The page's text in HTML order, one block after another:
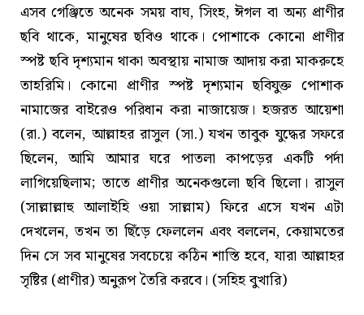
এসব গেঞ্জিতে অনেক সময় বাঘ, সিংহ, ঈগল বা অন্য প্রাণীর
ছবি থাকে, মানুষের ছবিও থাকে। পোশাকে কোনো প্রাণীর
স্পষ্ট ছবি দৃশ্যমান থাকা অবস্থায় নামাজ আদায় করা মাকরুহে
তাহরিমি। কোনো প্রাণীর স্পষ্ট দৃশ্যমান ছবিযুক্ত পোশাক
নামাজের বাইরেও পরিধান করা নাজায়েজ। হজরত আয়েশা
(রা.) বলেন, আল্লাহর রাসুল (সা.) যখন তাবুক যুদ্ধের সফরে
ছিলেন, আমি আমার ঘরে পাতলা কাপড়ের একটি পর্দা
লাগিয়েছিলাম; তাতে প্রাণীর অনেকগুলো ছবি ছিলো। রাসুল
(সাল্লাল্লাহু আলাইহি ওয়া সাল্লাম) ফিরে এসে যখন এটা
দেখলেন, তখন তা ছিঁড়ে ফেললেন এবং বললেন, কেয়ামতের
দিন সে সব মানুষের সবচেয়ে কঠিন শাস্তি হবে, যারা আল্লাহর
সৃষ্টির (প্রাণীর) অনুরূপ তৈরি করবে। (সহিহ বুখারি)